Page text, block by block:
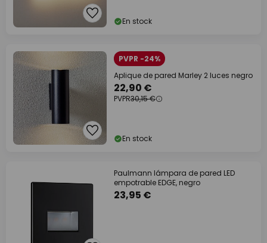
En stock
PVPR -24%
Aplique de pared Marley 2 luces negro
22,90 €
PVPR30,15 €
En stock
Paulmann lámpara de pared LED
empotrable EDGE, negro
23,95 €